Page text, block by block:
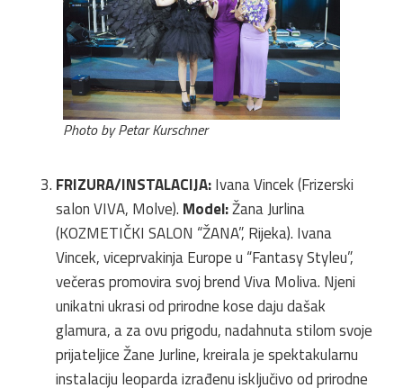
Photo by Petar Kurschner
FRIZURA/INSTALACIJA:Ivana Vincek (Frizerski
salon VIVA, Molve). Model:Žana Jurlina
(KOZMETIČKI SALON “ŽANA”, Rijeka). Ivana
Vincek, viceprvakinja Europe u “Fantasy Styleu”,
večeras promovira svoj brend Viva Moliva. Njeni
unikatni ukrasi od prirodne kose daju dašak
glamura, a za ovu prigodu, nadahnuta stilom svoje
prijateljice Žane Jurline, kreirala je spektakularnu
instalaciju leoparda izrađenu isključivo od prirodne